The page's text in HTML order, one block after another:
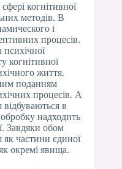
когнітивної
методів. В
і
процесів.
когнітивної
життя.
поданням
процесів. А
в
надходить
Завдяки обом
як частини єдиної
окремі явища.